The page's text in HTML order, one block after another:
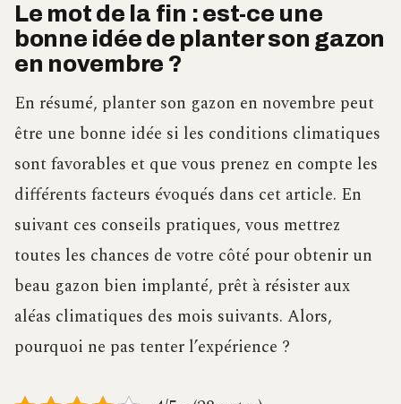
Le mot de la fin : est-ce une
bonne idée de planter son gazon
en novembre ?
En résumé, planter son gazon en novembre peut
être une bonne idée si les conditions climatiques
sont favorables et que vous prenez en compte les
différents facteurs évoqués dans cet article. En
suivant ces conseils pratiques, vous mettrez
toutes les chances de votre côté pour obtenir un
beau gazon bien implanté, prêt à résister aux
aléas climatiques des mois suivants. Alors,
pourquoi ne pas tenter l’expérience ?